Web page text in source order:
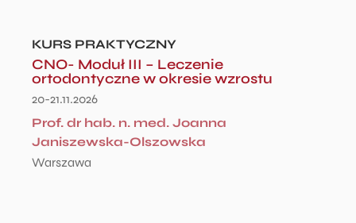
KURS PRAKTYCZNY
CNO- Moduł III – Leczenie
ortodontyczne w okresie wzrostu
20-21.11.2026
Prof. dr hab. n. med. Joanna
Janiszewska-Olszowska
Warszawa